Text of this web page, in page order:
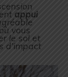
appui
vous
le sol et
d’impact